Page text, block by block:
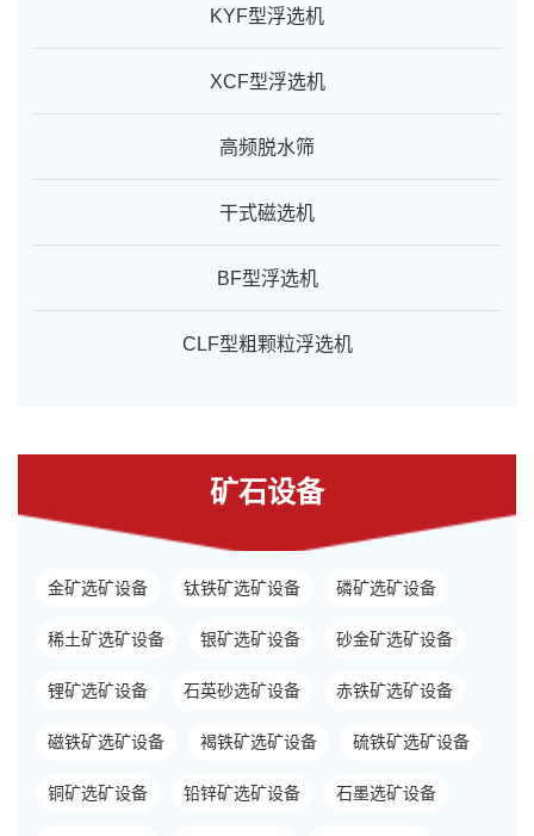
KYF型浮选机
XCF型浮选机
高频脱水筛
干式磁选机
BF型浮选机
CLF型粗颗粒浮选机
矿石设备
金矿选矿设备 钛铁矿选矿设备 磷矿选矿设备
稀土矿选矿设备 银矿选矿设备 砂金矿选矿设备
锂矿选矿设备 石英砂选矿设备 赤铁矿选矿设备
磁铁矿选矿设备 褐铁矿选矿设备 硫铁矿选矿设备
铜矿选矿设备 铅锌矿选矿设备 石墨选矿设备